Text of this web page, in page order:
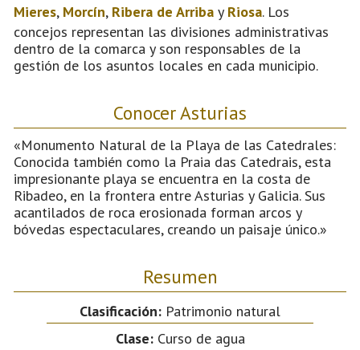
Mieres, Morcín, Ribera de Arriba y Riosa. Los
concejos representan las divisiones administrativas
dentro de la comarca y son responsables de la
gestión de los asuntos locales en cada municipio.
Conocer Asturias
«Monumento Natural de la Playa de las Catedrales:
Conocida también como la Praia das Catedrais, esta
impresionante playa se encuentra en la costa de
Ribadeo, en la frontera entre Asturias y Galicia. Sus
acantilados de roca erosionada forman arcos y
bóvedas espectaculares, creando un paisaje único.»
Resumen
Clasificación: Patrimonio natural
Clase:Curso de agua